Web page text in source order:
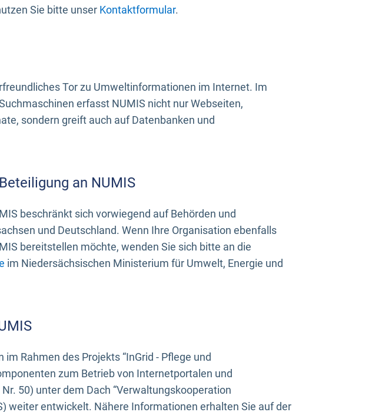
Sie bitte unser Kontaktformular.
Tor zu Umweltinformationen im Internet. Im
erfasst NUMIS nicht nur Webseiten,
sondern greift auch auf Datenbanken und
an NUMIS
beschränkt sich vorwiegend auf Behörden und
und Deutschland. Wenn Ihre Organisation ebenfalls
bereitstellen möchte, wenden Sie sich bitte an die
im Niedersächsischen Ministerium für Umwelt, Energie und
Rahmen des Projekts “InGrid - Pflege und
zum Betrieb von Internetportalen und
50) unter dem Dach “Verwaltungskooperation
weiter entwickelt. Nähere Informationen erhalten Sie auf der